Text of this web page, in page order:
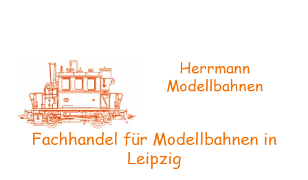
Herrmann
Modellbahnen
Fachhandel für Modellbahnen in
Leipzig